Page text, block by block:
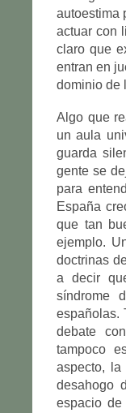
autoestima
actuar con
claro que
entran en
dominio de
Algo que
un aula
guarda
gente se
para
España
que tan
ejemplo.
doctrinas
a decir
síndrome
españolas.
debate
tampoco
aspecto,
desahogo
espacio